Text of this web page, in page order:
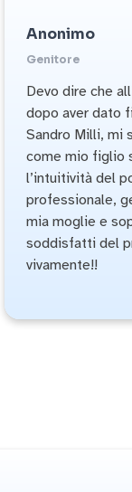
Anonimo
Genitore
Devo dire che
dopo aver dato
Sandro Milli, mi
come mio figlio
l’intuitività del
professionale,
mia moglie e
soddisfatti del
vivamente!!